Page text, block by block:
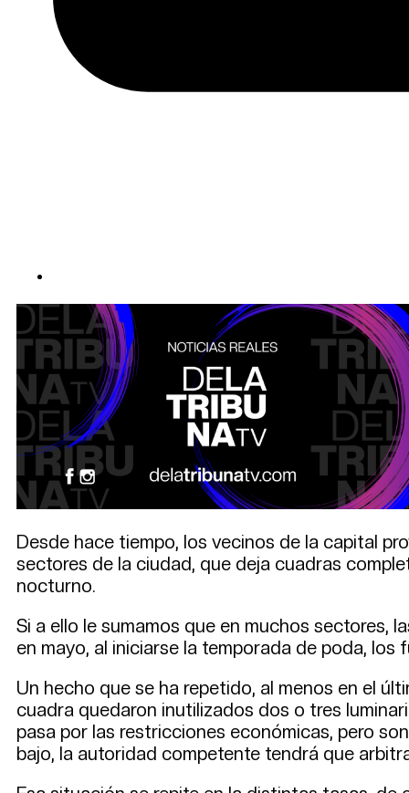
Desde hace tiempo, los vecinos de la capital
sectores de la ciudad, que deja cuadras
nocturno.
Si a ello le sumamos que en muchos sectores,
en mayo, al iniciarse la temporada de poda,
Un hecho que se ha repetido, al menos en el
cuadra quedaron inutilizados dos o tres
pasa por las restricciones económicas, pero
bajo, la autoridad competente tendrá que